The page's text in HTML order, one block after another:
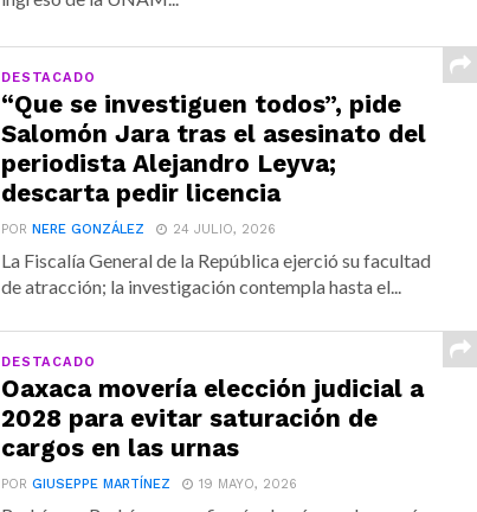
DESTACADO
“Que se investiguen todos”, pide
Salomón Jara tras el asesinato del
periodista Alejandro Leyva;
descarta pedir licencia
PORNERE GONZÁLEZ 24 JULIO, 2026
La Fiscalía General de la República ejerció su facultad
de atracción; la investigación contempla hasta el...
DESTACADO
Oaxaca movería elección judicial a
2028 para evitar saturación de
cargos en las urnas
PORGIUSEPPE MARTÍNEZ 19 MAYO, 2026